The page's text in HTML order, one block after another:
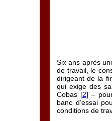
Six ans après
de travail, le
dirigeant de la
qui exige des
Cobas [2] –
banc d’essai
conditions de